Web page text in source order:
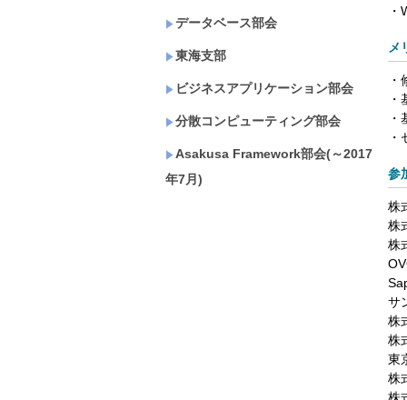
データベース部会
東海支部
ビジネスアプリケーション部会
分散コンピューティング部会
Asakusa Framework部会(～2017
年7月)
メ
参
株
株
株
サ
株
株
東
株
株